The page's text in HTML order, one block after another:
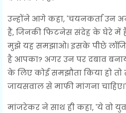
उन्‍होंने आगे कहा, 'चयनकर्ता उन
हैं, जिनकी फिटनेस संदेह के घेरे में हैं
मुझे यह समझाओ। इसके पीछे
है आपका? अगर उन पर दबाव
के लिए कोई समझौता किया हो
जायसवाल से माफी मांगना चाहिए।'
मांजरेकर ने साथ ही कहा, 'ये वो